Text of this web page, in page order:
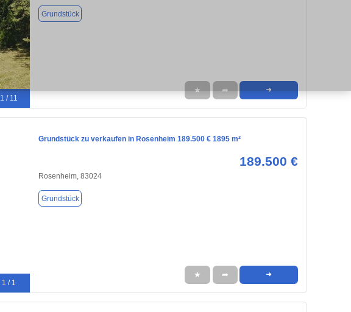
1 / 11
Grundstück
★ ➦ ➜
1 / 1
Grundstück zu verkaufen in Rosenheim 189.500 € 1895 m²
189.500 €
Rosenheim, 83024
Grundstück
★ ➦ ➜